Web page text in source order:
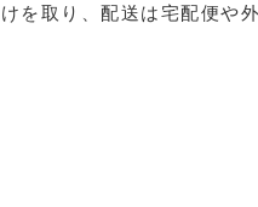
を取り、配送は宅配便や